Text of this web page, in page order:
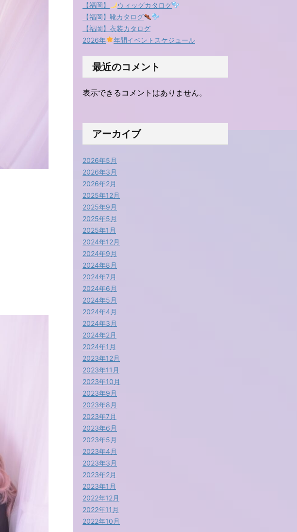
【福岡】
ウィッグカタログ
【福岡】靴カタログ
【福岡】衣装カタログ
2026年
年間イベントスケジュール
最近のコメント
表示できるコメントはありません。
アーカイブ
2026年5月
2026年3月
2026年2月
2025年12月
2025年9月
2025年5月
2025年1月
2024年12月
2024年9月
2024年8月
2024年7月
2024年6月
2024年5月
2024年4月
2024年3月
2024年2月
2024年1月
2023年12月
2023年11月
2023年10月
2023年9月
2023年8月
2023年7月
2023年6月
2023年5月
2023年4月
2023年3月
2023年2月
2023年1月
2022年12月
2022年11月
2022年10月